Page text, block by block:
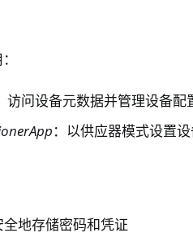
访问设备元数据并管理设备配
：以供应器模式设置
全地存储密码和凭证